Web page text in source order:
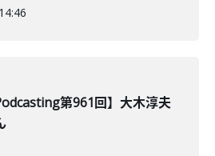
第961回】大木淳夫